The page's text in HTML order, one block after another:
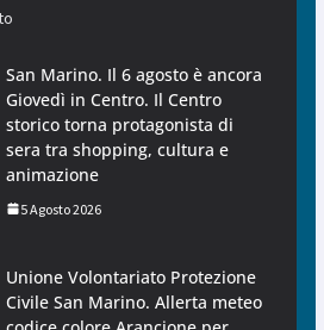
San Marino. Il 6 agosto è ancora
Giovedì in Centro. Il Centro
storico torna protagonista di
sera tra shopping, cultura e
animazione
5 Agosto 2026
Unione Volontariato Protezione
Civile San Marino. Allerta meteo